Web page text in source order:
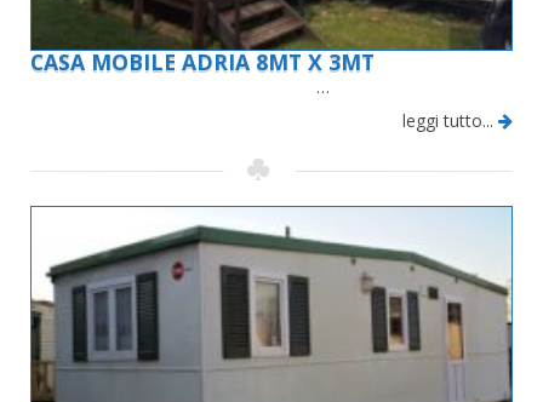
CASA MOBILE ADRIA 8MT X 3MT
…
leggi tutto...